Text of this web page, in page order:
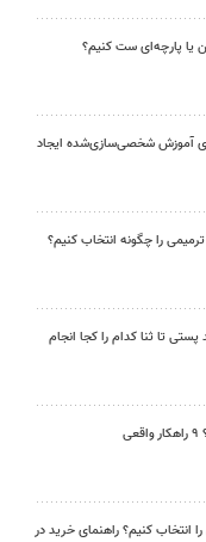
یا پارچه‌ای ست کنیم؟
آموزش شخصی‌سازی‌شده ایجاد
را چگونه انتخاب کنیم؟
تا ثنا کدام را کجا انجام
انتخاب کنیم؟ راهنمای خرید در